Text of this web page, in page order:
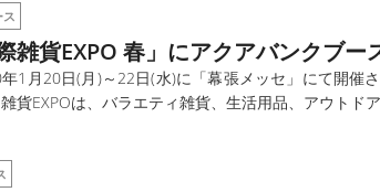
ス
雑貨EXPO 春」にアクアバンクブー
1月20日(月)～22日(水)に「幕張メッセ」にて開催
貨EXPOは、バラエティ雑貨、生活用品、アウトド